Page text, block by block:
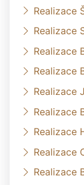
Realizace
Realizace
Realizace
Realizace
Realizace
Realizace
Realizace
Realizace
Realizace